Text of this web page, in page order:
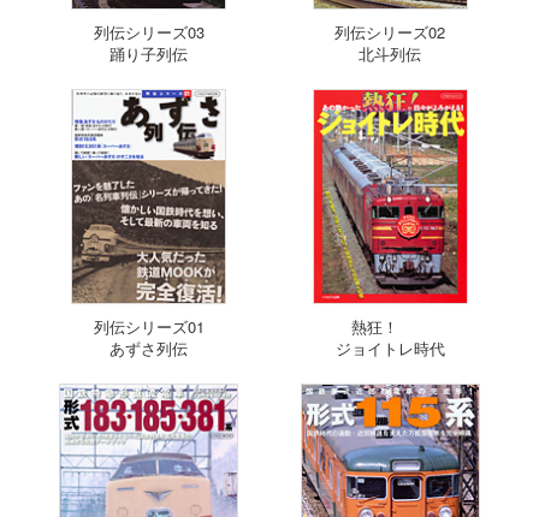
列伝シリーズ03
踊り子列伝
列伝シリーズ02
北斗列伝
列伝シリーズ01
あずさ列伝
熱狂！
ジョイトレ時代